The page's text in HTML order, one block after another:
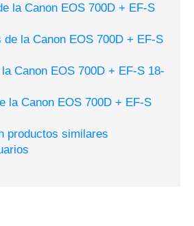
la Canon EOS 700D + EF-S
de la Canon EOS 700D + EF-S
Canon EOS 700D + EF-S 18-
la Canon EOS 700D + EF-S
productos similares